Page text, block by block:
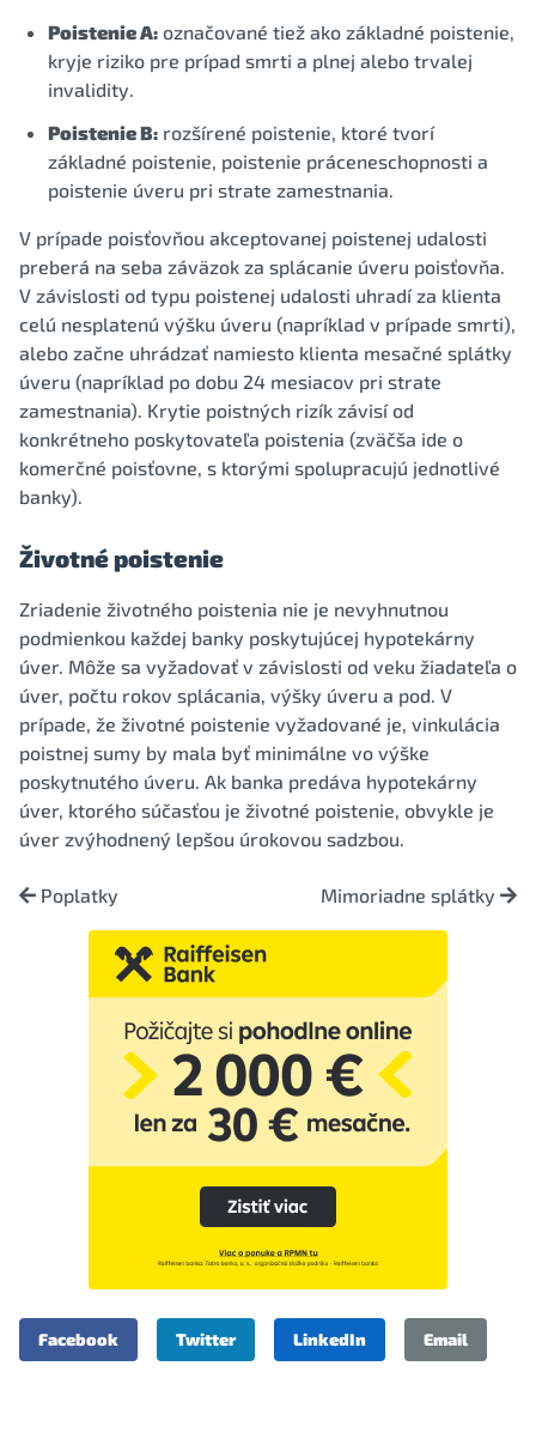
Poistenie A: označované tiež ako základné poistenie,
kryje riziko pre prípad smrti a plnej alebo trvalej
invalidity.
Poistenie B: rozšírené poistenie, ktoré tvorí
základné poistenie, poistenie práceneschopnosti a
poistenie úveru pri strate zamestnania.
V prípade poisťovňou akceptovanej poistenej udalosti
preberá na seba záväzok za splácanie úveru poisťovňa.
V závislosti od typu poistenej udalosti uhradí za klienta
celú nesplatenú výšku úveru (napríklad v prípade smrti),
alebo začne uhrádzať namiesto klienta mesačné splátky
úveru (napríklad po dobu 24 mesiacov pri strate
zamestnania). Krytie poistných rizík závisí od
konkrétneho poskytovateľa poistenia (zväčša ide o
komerčné poisťovne, s ktorými spolupracujú jednotlivé
banky).
Životné poistenie
Zriadenie životného poistenia nie je nevyhnutnou
podmienkou každej banky poskytujúcej hypotekárny
úver. Môže sa vyžadovať v závislosti od veku žiadateľa o
úver, počtu rokov splácania, výšky úveru a pod. V
prípade, že životné poistenie vyžadované je, vinkulácia
poistnej sumy by mala byť minimálne vo výške
poskytnutého úveru. Ak banka predáva hypotekárny
úver, ktorého súčasťou je životné poistenie, obvykle je
úver zvýhodnený lepšou úrokovou sadzbou.
Poplatky Mimoriadne splátky
Facebook Twitter LinkedIn Email